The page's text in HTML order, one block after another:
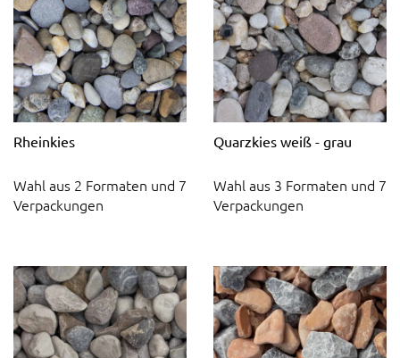
Rheinkies
Wahl aus 2 Formaten und 7
Verpackungen
Quarzkies weiß - grau
Wahl aus 3 Formaten und 7
Verpackungen